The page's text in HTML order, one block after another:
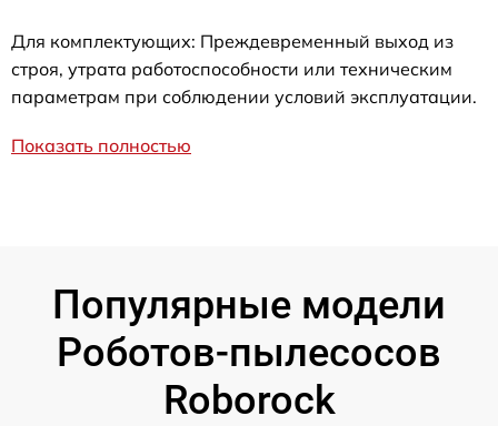
Для комплектующих: Преждевременный выход из
строя, утрата работоспособности или техническим
параметрам при соблюдении условий эксплуатации.
Показать полностью
Популярные модели
Роботов-пылесосов
Roborock